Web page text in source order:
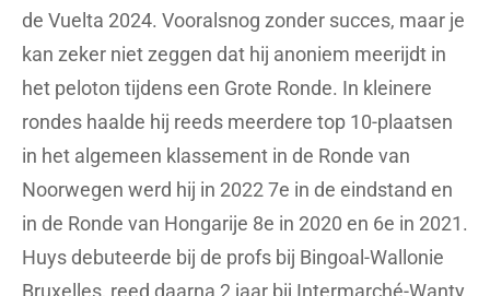
de Vuelta 2024. Vooralsnog zonder succes, maar je
kan zeker niet zeggen dat hij anoniem meerijdt in
het peloton tijdens een Grote Ronde. In kleinere
rondes haalde hij reeds meerdere top 10-plaatsen
in het algemeen klassement in de Ronde van
Noorwegen werd hij in 2022 7e in de eindstand en
in de Ronde van Hongarije 8e in 2020 en 6e in 2021.
Huys debuteerde bij de profs bij Bingoal-Wallonie
Bruxelles, reed daarna 2 jaar bij Intermarché-Wanty